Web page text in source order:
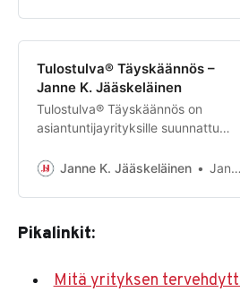
Tulostulva® Täyskäännös –
Janne K. Jääskeläinen
Tulostulva® Täyskäännös on
asiantuntijayrityksille suunnattu
käännät tappiollisen yrityksen
Janne K. Jääskeläinen Janne K. Jääskeläinen
Pikalinkit:
Mitä yrityksen